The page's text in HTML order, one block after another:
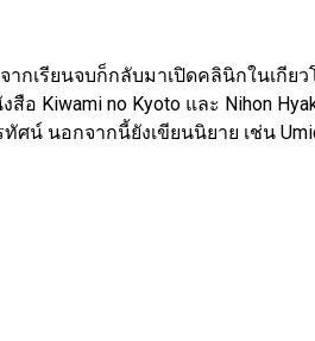
จากเรียนจบก็กลับมาเปิดคลินิกในเกี
Kiwami no Kyoto และ Nihon
นอกจากนี้ยังเขียนนิยาย เช่น